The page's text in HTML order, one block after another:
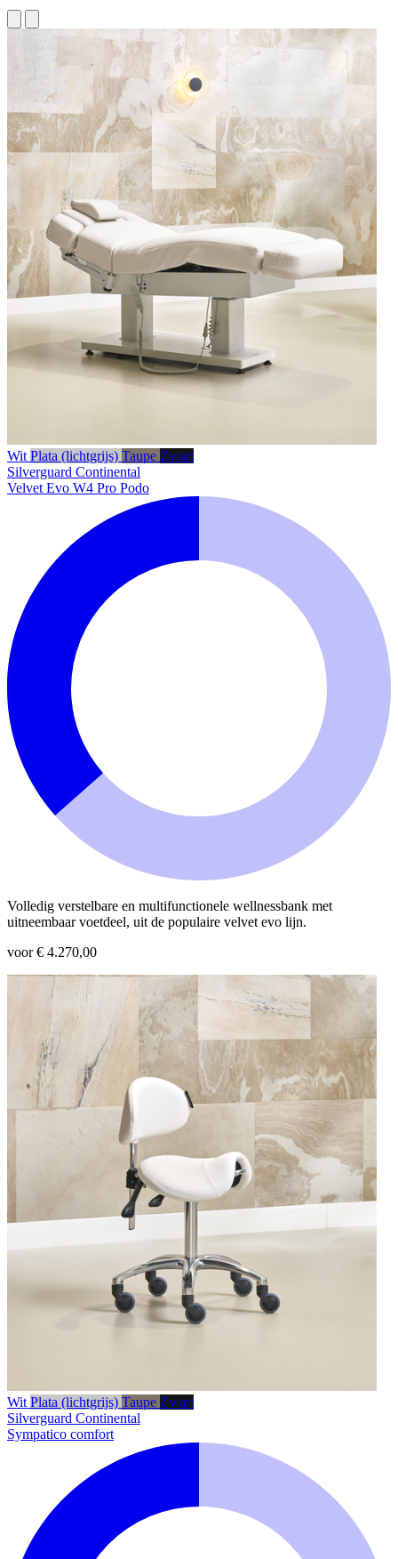
Wit Plata (lichtgrijs) Taupe Zwart
Silverguard Continental
Velvet Evo W4 Pro Podo
Volledig verstelbare en multifunctionele wellnessbank met
uitneembaar voetdeel, uit de populaire velvet evo lijn.
voor € 4.270,00
Wit Plata (lichtgrijs) Taupe Zwart
Silverguard Continental
Sympatico comfort